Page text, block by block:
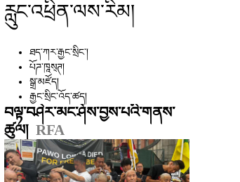
རླུང་འཕྲིན་ལས་རིམ།
ཐད་ཀར་རྒྱང་སྲིང༌།
པོཌ་ཁཱས྄ཊ།
སྒྲ་མཛོད།
རྒྱང་སྲིང་འོད་ཚད།
བལྟ་བཤེར་མང་ཤོས་བྱས་པའི་གནས་
ཚུལ། RFA